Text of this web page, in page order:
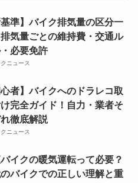
基準】バイク排気量の区分一
気量ごとの維持費・交通ル
必要免許
ニュース
心者】バイクへのドラレコ取
け完全ガイド！自力・業者そ
徹底解説
ニュース
イクの暖気運転って必要？
バイクでの正しい理解と重